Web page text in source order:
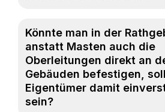
Könnte man in der
anstatt Masten auch die
Oberleitungen direkt an
Gebäuden befestigen,
Eigentümer damit
sein?